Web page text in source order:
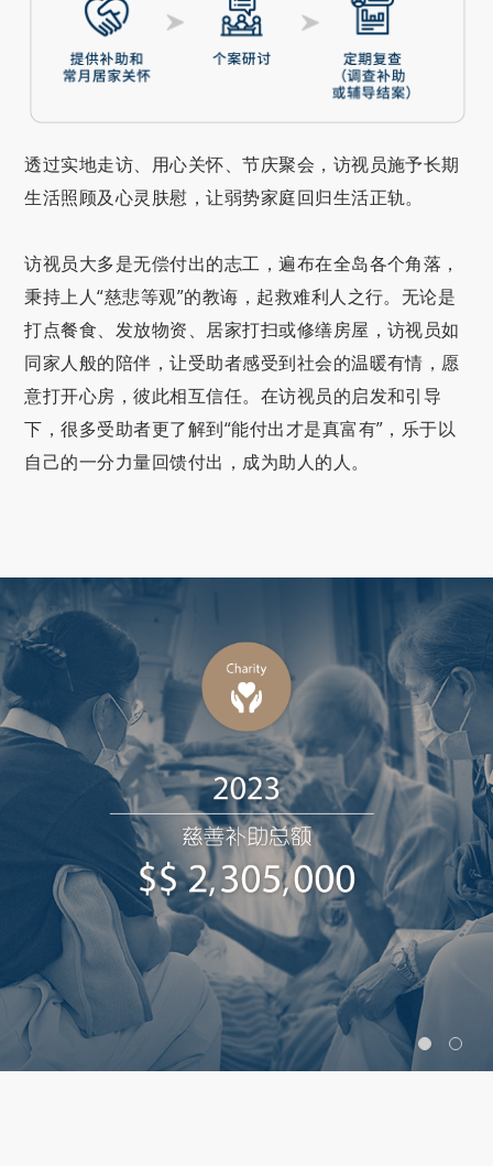
透过实地走访、用心关怀、节庆聚会，访视员施予长期
生活照顾及心灵肤慰，让弱势家庭回归生活正轨。
访视员大多是无偿付出的志工，遍布在全岛各个角落，
秉持上人“慈悲等观”的教诲，起救难利人之行。无论是
打点餐食、发放物资、居家打扫或修缮房屋，访视员如
同家人般的陪伴，让受助者感受到社会的温暖有情，愿
意打开心房，彼此相互信任。在访视员的启发和引导
下，很多受助者更了解到“能付出才是真富有”，乐于以
自己的一分力量回馈付出，成为助人的人。